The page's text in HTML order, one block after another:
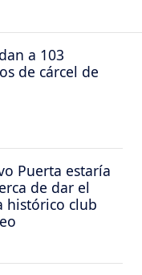
a 103
de cárcel de
Puerta estaría
de dar el
histórico club